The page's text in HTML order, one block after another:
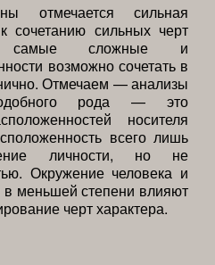
отмечается сильная
сочетанию сильных черт
самые сложные и
возможно сочетать в
Отмечаем — анализы
рода — это
носителя
всего лишь
личности, но не
Окружение человека и
меньшей степени влияют
черт характера.